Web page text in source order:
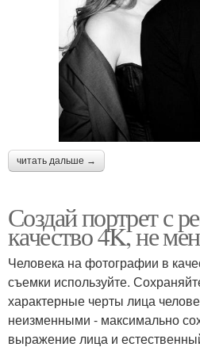
читать дальше →
Создай портрет с
качество 4K, не
Человека на фотографии в
съемки используйте.
характерные черты лица
неизменными - максимально
выражение лица и